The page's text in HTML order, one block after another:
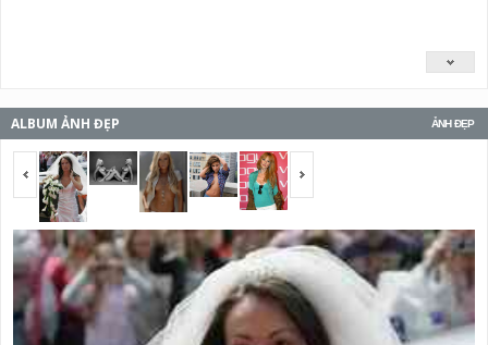
ẢNH ĐẸP
ALBUM ẢNH ĐẸP
<span></span>